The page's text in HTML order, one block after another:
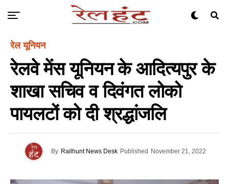
रेल यूनियन
रेलवे मेंस यूनियन के आदित्यपुर के
शाखा सचिव व दिवंगत लोको
पायलटों को दी श्रद्धांजलि
By Railhunt News Desk Published November 21, 2022